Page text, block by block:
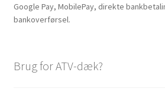
Google Pay, MobilePay, direkte
bankoverførsel.
Brug for ATV-dæk?